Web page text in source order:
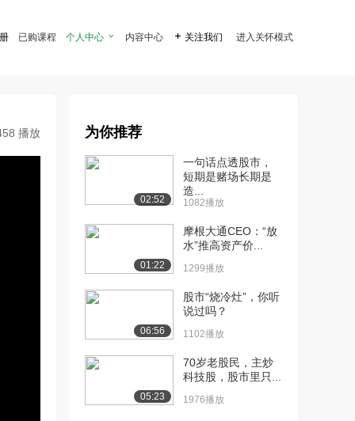
已购课程 个人中心  内容中心  关注我们 进入关怀模式
播放 为你推荐
02:52
一句话点透股市，
短期是赌场长期是
造...
1082播放
01:22
摩根大通CEO：“放
水”推高资产价...
1299播放
06:56
股市“烧冷灶”，你听
说过吗？
1102播放
05:23
70岁老股民，主炒
科技股，股市里只...
1976播放